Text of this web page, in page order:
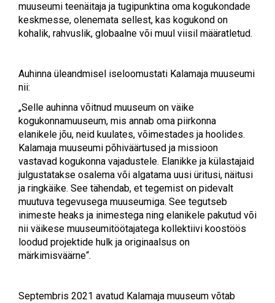
muuseumi teenäitaja ja tugipunktina oma kogukondade
keskmesse, olenemata sellest, kas kogukond on
kohalik, rahvuslik, globaalne või muul viisil määratletud.
Auhinna üleandmisel iseloomustati Kalamaja muuseumi
nii:
„Selle auhinna võitnud muuseum on väike
kogukonnamuuseum, mis annab oma piirkonna
elanikele jõu, neid kuulates, võimestades ja hoolides.
Kalamaja muuseumi põhiväärtused ja missioon
vastavad kogukonna vajadustele. Elanikke ja külastajaid
julgustatakse osalema või algatama uusi üritusi, näitusi
ja ringkäike. See tähendab, et tegemist on pidevalt
muutuva tegevusega muuseumiga. See tegutseb
inimeste heaks ja inimestega ning elanikele pakutud või
nii väikese muuseumitöötajatega kollektiivi koostöös
loodud projektide hulk ja originaalsus on
märkimisväärne“.
Septembris 2021 avatud Kalamaja muuseum võtab